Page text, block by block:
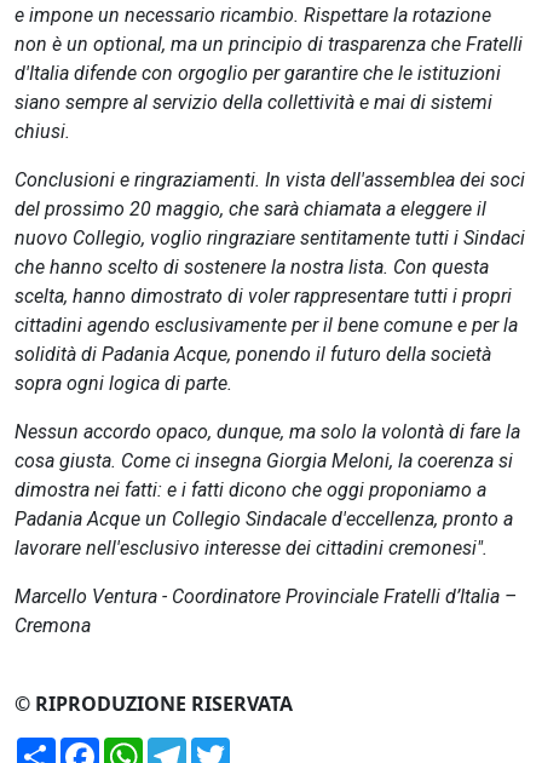
e impone un necessario ricambio. Rispettare la rotazione
non è un optional, ma un principio di trasparenza che Fratelli
d'Italia difende con orgoglio per garantire che le istituzioni
siano sempre al servizio della collettività e mai di sistemi
chiusi.
Conclusioni e ringraziamenti. In vista dell'assemblea dei soci
del prossimo 20 maggio, che sarà chiamata a eleggere il
nuovo Collegio, voglio ringraziare sentitamente tutti i Sindaci
che hanno scelto di sostenere la nostra lista. Con questa
scelta, hanno dimostrato di voler rappresentare tutti i propri
cittadini agendo esclusivamente per il bene comune e per la
solidità di Padania Acque, ponendo il futuro della società
sopra ogni logica di parte.
Nessun accordo opaco, dunque, ma solo la volontà di fare la
cosa giusta. Come ci insegna Giorgia Meloni, la coerenza si
dimostra nei fatti: e i fatti dicono che oggi proponiamo a
Padania Acque un Collegio Sindacale d'eccellenza, pronto a
lavorare nell'esclusivo interesse dei cittadini cremonesi".
Marcello Ventura - Coordinatore Provinciale Fratelli d’Italia –
Cremona
© RIPRODUZIONE RISERVATA
CondividiFacebookWhatsApp
Telegram